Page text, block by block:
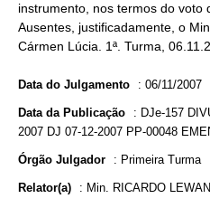
instrumento, nos termos do voto
Ausentes, justificadamente, o
Cármen Lúcia. 1ª. Turma,
Data do Julgamento : 06/11/2007
Data da Publicação : DJe-157
2007 DJ 07-12-2007 PP-00048
Órgão Julgador : Primeira Turma
Relator(a) : Min. RICARDO